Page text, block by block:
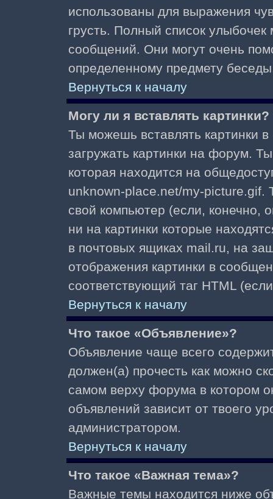
использованы для выражения
грусть. Полный список
сообщений. Они могут очень
определенному предмету
Вернуться к началу
Могу ли я вставлять картинки?
Ты можешь вставлять картинки
загружать картинки на форум.
которая находится на
unknown-place.net/my-picture.gif.
свой компьютер (если, конечно,
ни на картинки которые
в почтовых ящиках mail.ru, на
отображения картинки в
соответствующий таг HTML
Вернуться к началу
Что такое «Объявление»?
Объявление чаще всего
должен(а) прочесть как можно
самом верху форума в котором
объявлений зависит от твоего
администратором.
Вернуться к началу
Что такое «Важная тема»?
Важные темы находится ниже